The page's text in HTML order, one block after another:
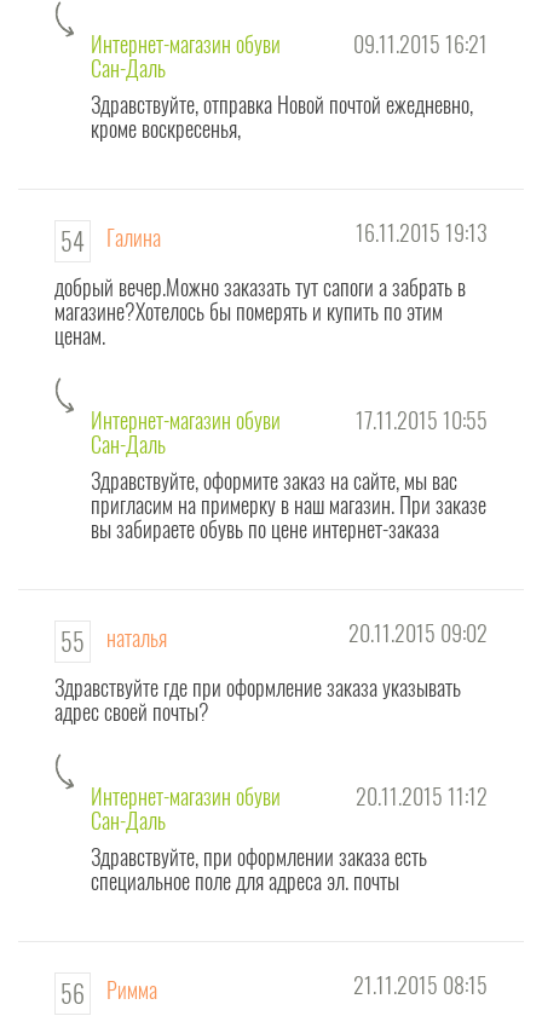
Интернет-магазин обуви
Сан-Даль
09.11.2015 16:21
Здравствуйте, отправка Новой почтой ежедневно,
кроме воскресенья,
54 Галина
16.11.2015 19:13
добрый вечер.Можно заказать тут сапоги а забрать в
магазине?Хотелось бы померять и купить по этим
ценам.
Интернет-магазин обуви
Сан-Даль
17.11.2015 10:55
Здравствуйте, оформите заказ на сайте, мы вас
пригласим на примерку в наш магазин. При заказе
вы забираете обувь по цене интернет-заказа
55 наталья
20.11.2015 09:02
Здравствуйте где при оформление заказа указывать
адрес своей почты?
Интернет-магазин обуви
Сан-Даль
20.11.2015 11:12
Здравствуйте, при оформлении заказа есть
специальное поле для адреса эл. почты
56 Римма
21.11.2015 08:15